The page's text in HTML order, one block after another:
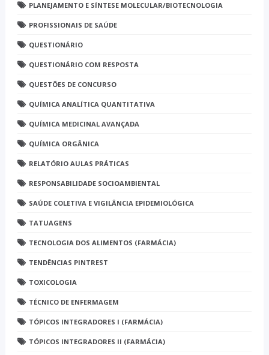
PLANEJAMENTO E SÍNTESE MOLECULAR/BIOTECNOLOGIA
PROFISSIONAIS DE SAÚDE
QUESTIONÁRIO
QUESTIONÁRIO COM RESPOSTA
QUESTÕES DE CONCURSO
QUÍMICA ANALÍTICA QUANTITATIVA
QUÍMICA MEDICINAL AVANÇADA
QUÍMICA ORGÂNICA
RELATÓRIO AULAS PRÁTICAS
RESPONSABILIDADE SOCIOAMBIENTAL
SAÚDE COLETIVA E VIGILÂNCIA EPIDEMIOLÓGICA
TATUAGENS
TECNOLOGIA DOS ALIMENTOS (FARMÁCIA)
TENDÊNCIAS PINTREST
TOXICOLOGIA
TÉCNICO DE ENFERMAGEM
TÓPICOS INTEGRADORES I (FARMÁCIA)
TÓPICOS INTEGRADORES II (FARMÁCIA)